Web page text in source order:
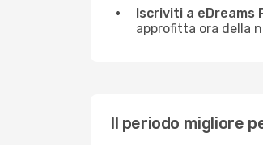
Iscriviti a eDreams
approfitta ora della
Il periodo migliore